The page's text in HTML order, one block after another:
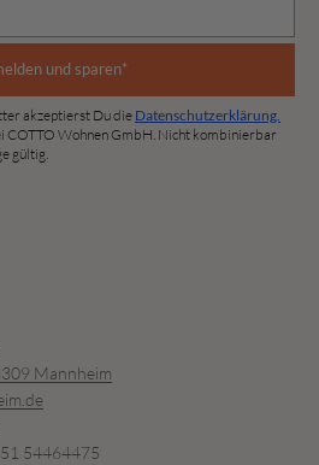
und sparen*
akzeptierst Du die Datenschutzerklärung.
COTTO Wohnen GmbH. Nicht kombinierbar
gültig.
Mannheim
54464475